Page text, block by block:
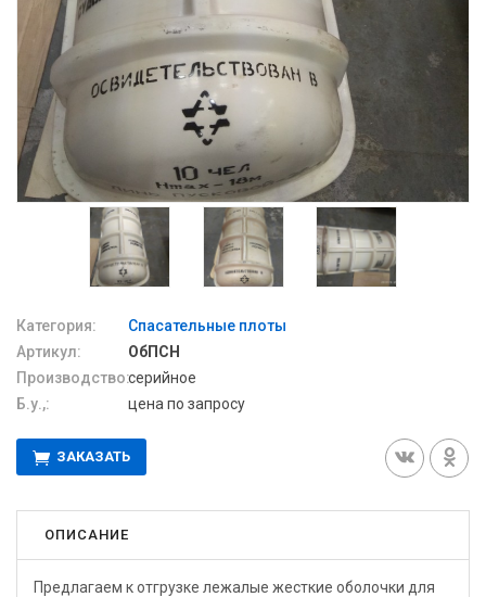
Категория:
Спасательные плоты
Артикул:
ОбПСН
Производство:серийное
Б.у.,:
цена по запросу
ЗАКАЗАТЬ
ОПИСАНИЕ
Предлагаем к отгрузке лежалые жесткие оболочки для